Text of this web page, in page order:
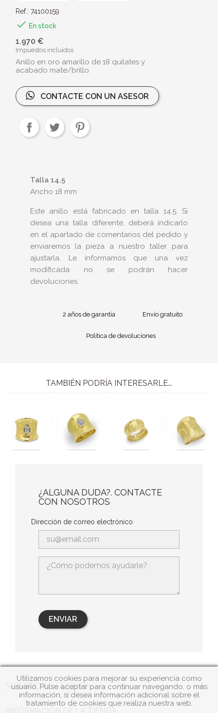
Ref.: 74100159
 En stock
1.970 €
Impuestos incluidos
Anillo en oro amarillo de 18 quilates y
acabado mate/brillo.
CONTACTE CON UN ASESOR
Talla 14.5
Ancho 18 mm
Este anillo está fabricado en talla 14.5. Si
desea una talla diferente, deberá indicarlo
en el apartado de comentarios del pedido y
enviaremos la pieza a nuestro taller para
ajustarla. Le informamos que una vez
modificada no se podrán hacer
devoluciones.
2 años de garantía Envío gratuito
Política de devoluciones
TAMBIÉN PODRÍA INTERESARLE...
¿ALGUNA DUDA?. CONTACTE
CON NOSOTROS
Dirección de correo electrónico
SERVICIO AL CLIENTE 
Utilizamos cookies para mejorar su experiencia como
usuario. Pulse aceptar para continuar navegando, o más
información, si desea información adicional sobre el
tratamiento de cookies que realiza nuestra web.